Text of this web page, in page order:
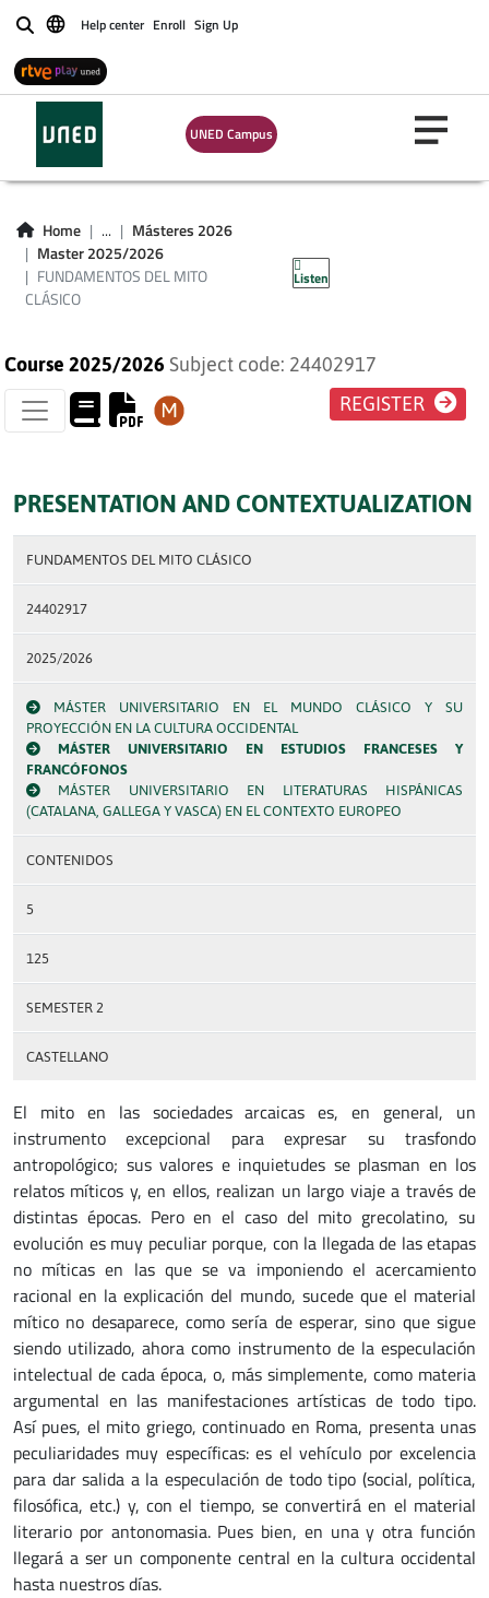
BuscarHelp center Enroll Sign Up
UNED Campus
Home ...
Másteres 2026
Master 2025/2026
FUNDAMENTOS DEL MITO
CLÁSICO
Listen
FUNDAMENTOS DEL
MITO CLÁSICO
Course 2025/2026 Subject code: 24402917
REGISTER
PRESENTATION AND CONTEXTUALIZATION
FUNDAMENTOS DEL MITO CLÁSICO
24402917
2025/2026
MÁSTER UNIVERSITARIO EN EL MUNDO CLÁSICO Y SU
PROYECCIÓN EN LA CULTURA OCCIDENTAL
MÁSTER UNIVERSITARIO EN ESTUDIOS FRANCESES Y
FRANCÓFONOS
MÁSTER UNIVERSITARIO EN LITERATURAS HISPÁNICAS
(CATALANA, GALLEGA Y VASCA) EN EL CONTEXTO EUROPEO
CONTENIDOS
5
125
SEMESTER 2
CASTELLANO
El mito en las sociedades arcaicas es, en general, un
instrumento excepcional para expresar su trasfondo
antropológico; sus valores e inquietudes se plasman en los
relatos míticos y, en ellos, realizan un largo viaje a través de
distintas épocas. Pero en el caso del mito grecolatino, su
evolución es muy peculiar porque, con la llegada de las etapas
no míticas en las que se va imponiendo el acercamiento
racional en la explicación del mundo, sucede que el material
mítico no desaparece, como sería de esperar, sino que sigue
siendo utilizado, ahora como instrumento de la especulación
intelectual de cada época, o, más simplemente, como materia
argumental en las manifestaciones artísticas de todo tipo.
Así pues, el mito griego, continuado en Roma, presenta unas
peculiaridades muy específicas: es el vehículo por excelencia
para dar salida a la especulación de todo tipo (social, política,
filosófica, etc.) y, con el tiempo, se convertirá en el material
literario por antonomasia. Pues bien, en una y otra función
llegará a ser un componente central en la cultura occidental
hasta nuestros días.